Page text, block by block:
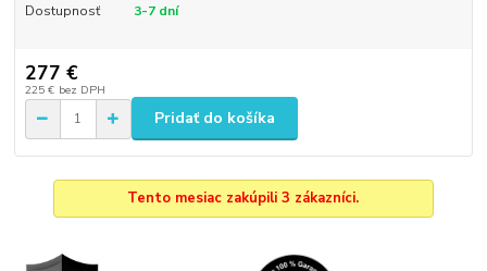
Dostupnosť 3-7 dní
277 €
225 € bez DPH
Pridať do košíka
Tento mesiac zakúpili 3 zákazníci.